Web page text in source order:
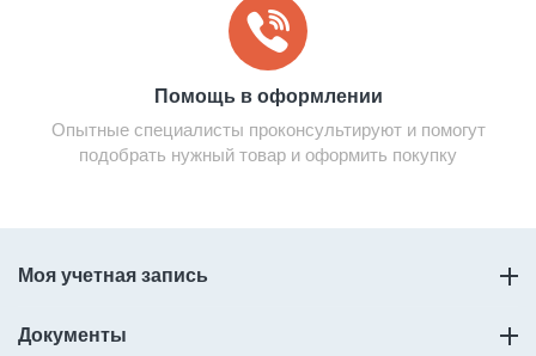
Помощь в оформлении
Опытные специалисты проконсультируют и помогут
подобрать нужный товар и оформить покупку
Моя учетная запись
Документы